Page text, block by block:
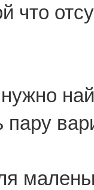
что